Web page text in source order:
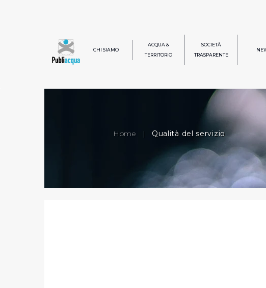
CHI SIAMO
ACQUA &
TERRITORIO
SOCIETÀ
TRASPARENTE
Home | Qualità del servizio